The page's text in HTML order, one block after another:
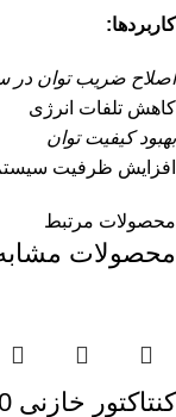
کاربردها:
اصلاح ضریب توان در
کاهش تلفات انرژی
بهبود کیفیت توان
افزایش ظرفیت
محصولات مرتبط
محصولات